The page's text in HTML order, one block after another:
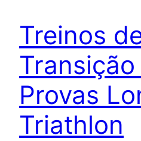
Treinos
Provas
Triathlon